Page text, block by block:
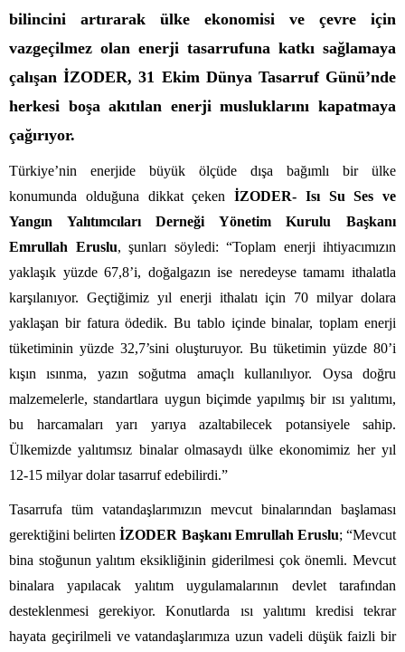
bilincini artırarak ülke ekonomisi ve çevre için
vazgeçilmez olan enerji tasarrufuna katkı sağlamaya
çalışan İZODER, 31 Ekim Dünya Tasarruf Günü’nde
herkesi boşa akıtılan enerji musluklarını kapatmaya
çağırıyor.
Türkiye’nin enerjide büyük ölçüde dışa bağımlı bir ülke
konumunda olduğuna dikkat çeken İZODER- Isı Su Ses ve
Yangın Yalıtımcıları Derneği Yönetim Kurulu Başkanı
Emrullah Eruslu, şunları söyledi: “Toplam enerji ihtiyacımızın
yaklaşık yüzde 67,8’i, doğalgazın ise neredeyse tamamı ithalatla
karşılanıyor. Geçtiğimiz yıl enerji ithalatı için 70 milyar dolara
yaklaşan bir fatura ödedik. Bu tablo içinde binalar, toplam enerji
tüketiminin yüzde 32,7’sini oluşturuyor. Bu tüketimin yüzde 80’i
kışın ısınma, yazın soğutma amaçlı kullanılıyor. Oysa doğru
malzemelerle, standartlara uygun biçimde yapılmış bir ısı yalıtımı,
bu harcamaları yarı yarıya azaltabilecek potansiyele sahip.
Ülkemizde yalıtımsız binalar olmasaydı ülke ekonomimiz her yıl
12-15 milyar dolar tasarruf edebilirdi.”
Tasarrufa tüm vatandaşlarımızın mevcut binalarından başlaması
gerektiğini belirtenİZODER Başkanı Emrullah Eruslu; “Mevcut
bina stoğunun yalıtım eksikliğinin giderilmesi çok önemli. Mevcut
binalara yapılacak yalıtım uygulamalarının devlet tarafından
desteklenmesi gerekiyor. Konutlarda ısı yalıtımı kredisi tekrar
hayata geçirilmeli ve vatandaşlarımıza uzun vadeli düşük faizli bir